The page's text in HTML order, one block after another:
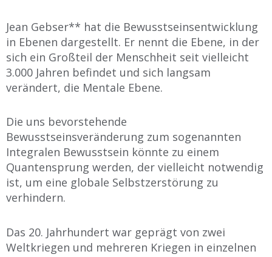
Jean Gebser** hat die Bewusstseinsentwicklung
in Ebenen dargestellt. Er nennt die Ebene, in der
sich ein Großteil der Menschheit seit vielleicht
3.000 Jahren befindet und sich langsam
verändert, die Mentale Ebene.
Die uns bevorstehende
Bewusstseinsveränderung zum sogenannten
Integralen Bewusstsein könnte zu einem
Quantensprung werden, der vielleicht notwendig
ist, um eine globale Selbstzerstörung zu
verhindern.
Das 20. Jahrhundert war geprägt von zwei
Weltkriegen und mehreren Kriegen in einzelnen